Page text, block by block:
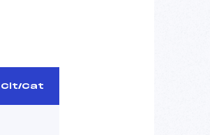
Clt/Cat